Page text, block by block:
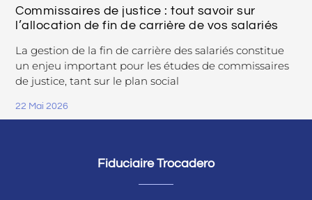
Commissaires de justice : tout savoir sur
l’allocation de fin de carrière de vos salariés
La gestion de la fin de carrière des salariés constitue
un enjeu important pour les études de commissaires
de justice, tant sur le plan social
22 Mai 2026
Fiduciaire Trocadero